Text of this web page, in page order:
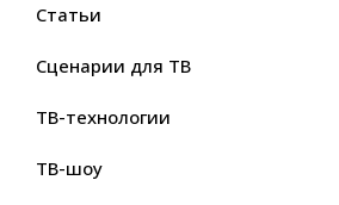
Статьи
Сценарии для ТВ
ТВ-технологии
ТВ-шоу